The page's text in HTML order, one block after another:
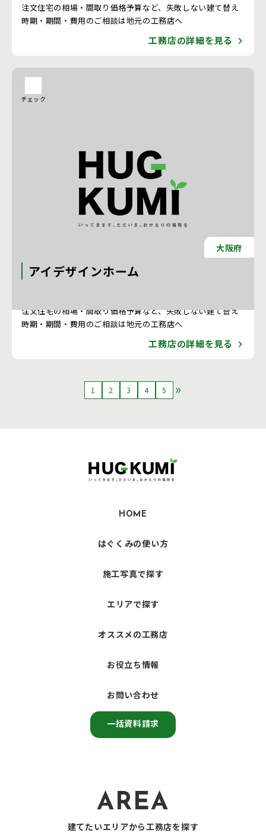
注文住宅の相場・間取り価格予算など、失敗しない建て替え
時期・期間・費用のご相談は地元の工務店へ
工務店の詳細を見る
チェック
大阪府
アイデザインホーム
注文住宅の相場・間取り価格予算など、失敗しない建て替え
時期・期間・費用のご相談は地元の工務店へ
工務店の詳細を見る
1 2 3 4 5
HOME
はぐくみの使い方
施工写真で探す
エリアで探す
オススメの工務店
お役立ち情報
お問い合わせ
一括資料請求
AREA
建てたいエリアから工務店を探す